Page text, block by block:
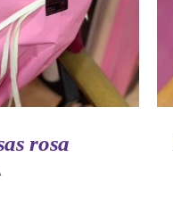
rosa